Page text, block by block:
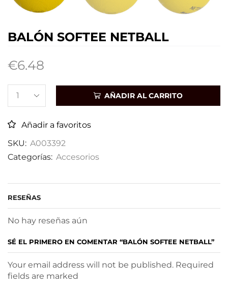
BALÓN SOFTEE NETBALL
€6.48
AÑADIR AL CARRITO
Añadir a favoritos
SKU: A003392
Categorías: Accesorios
RESEÑAS
No hay reseñas aún
SÉ EL PRIMERO EN COMENTAR “BALÓN SOFTEE NETBALL”
Your email address will not be published. Required
fields are marked